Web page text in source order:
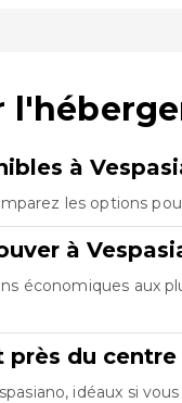
à
les options
à
économiques aux
du centre
idéaux si